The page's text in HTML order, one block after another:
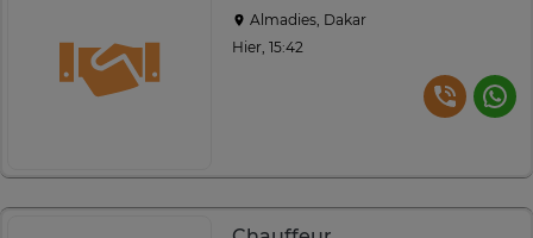
Almadies, Dakar
Hier, 15:42